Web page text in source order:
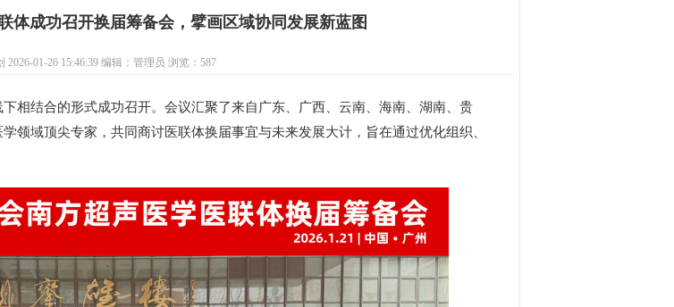
体成功召开换届筹备会，擘画区域协同发展新蓝图
2026-01-26 15:46:39 编辑：管理员 浏览： 587
相结合的形式成功召开。会议汇聚了来自广东、广西、云南、海南、湖南、贵
领域顶尖专家，共同商讨医联体换届事宜与未来发展大计，旨在通过优化组织、